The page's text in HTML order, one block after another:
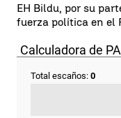
EH Bildu, por su
fuerza política en el
Calculadora de
Total escaños: 0